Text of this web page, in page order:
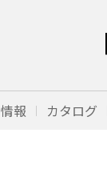
報 カタログ